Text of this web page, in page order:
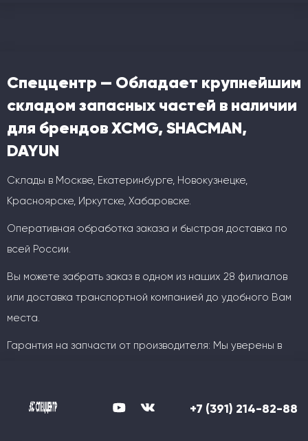
Спеццентр — Обладает крупнейшим
складом запасных частей в наличии
для брендов XCMG, SHACMAN,
DAYUN
Склады в Москве, Екатеринбурге, Новокузнецке,
Красноярске, Иркутске, Хабаровске.
Оперативная обработка заказа и быстрая доставка по
всей России.
Вы можете забрать заказ в одном из наших 28 филиалов
или доставка транспортной компанией до удобного Вам
места.
Гарантия на запчасти от производителя: Мы уверены в
сроки.
оптимальный способ доставки под
+7 (391) 214-82-88